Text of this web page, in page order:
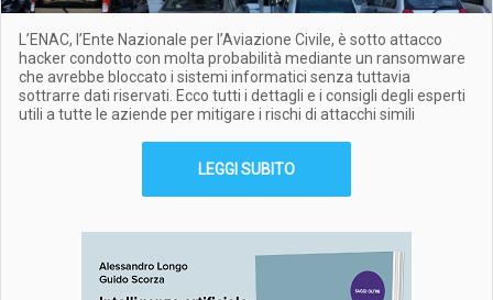
L’ENAC, l’Ente Nazionale per l’Aviazione Civile, è sotto attacco
hacker condotto con molta probabilità mediante un ransomware
che avrebbe bloccato i sistemi informatici senza tuttavia
sottrarre dati riservati. Ecco tutti i dettagli e i consigli degli esperti
utili a tutte le aziende per mitigare i rischi di attacchi simili
LEGGI SUBITO